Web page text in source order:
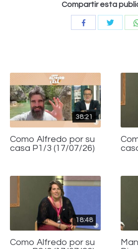
Compartir esta
Compartir
38:21
Como Alfredo por su
casa P1/3 (17/07/26)
18:48
Como Alfredo por su